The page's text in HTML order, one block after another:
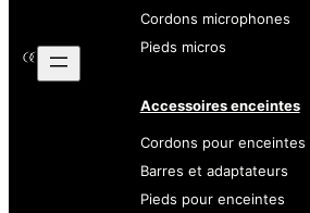
Cordons microphones
Pieds micros
Accessoires enceintes
Cordons pour enceintes
Barres et adaptateurs
Pieds pour enceintes